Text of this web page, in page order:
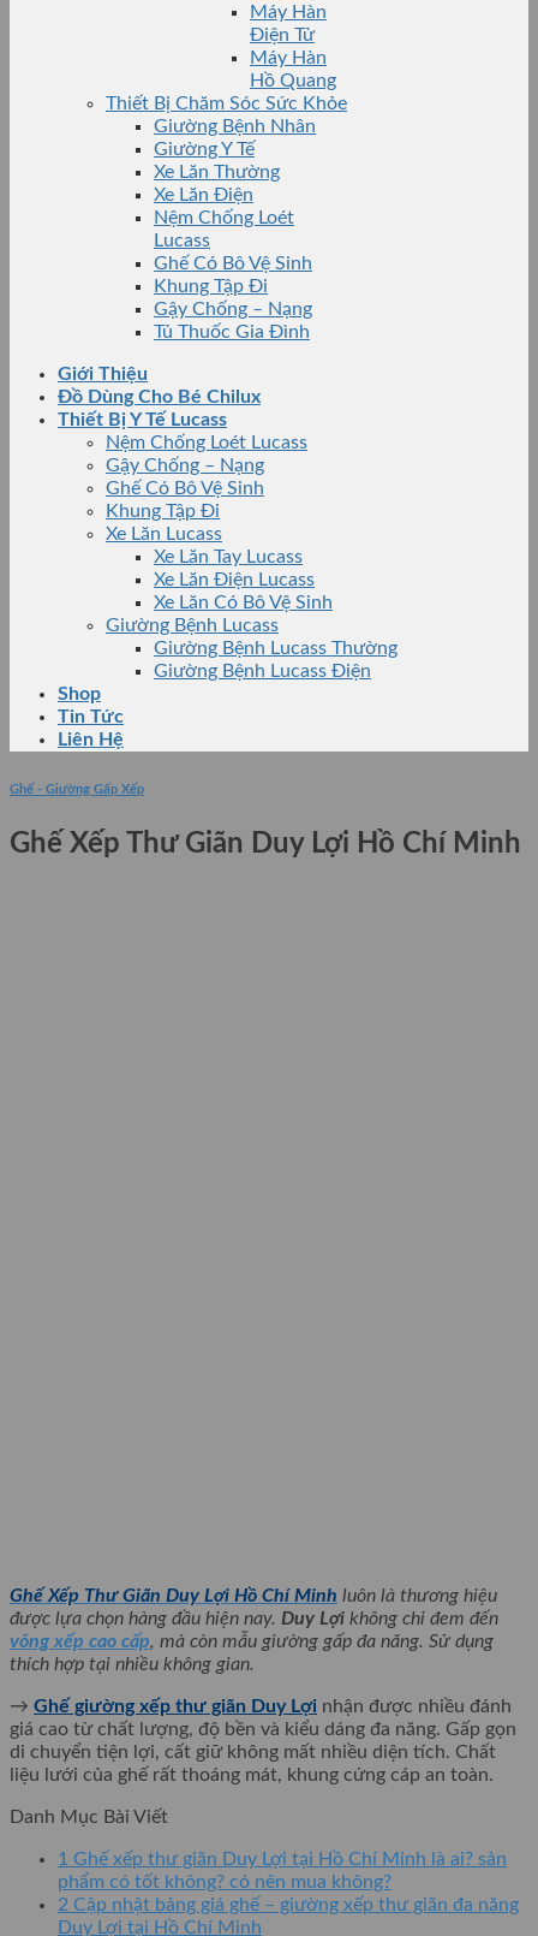
Máy Hàn
Điện Tử
Máy Hàn
Hồ Quang
Thiết Bị Chăm Sóc Sức Khỏe
Giường Bệnh Nhân
Giường Y Tế
Xe Lăn Thường
Xe Lăn Điện
Nệm Chống Loét
Lucass
Ghế Có Bô Vệ Sinh
Khung Tập Đi
Gậy Chống – Nạng
Tủ Thuốc Gia Đình
Giới Thiệu
Đồ Dùng Cho Bé Chilux
Thiết Bị Y Tế Lucass
Nệm Chống Loét Lucass
Gậy Chống – Nạng
Ghế Có Bô Vệ Sinh
Khung Tập Đi
Xe Lăn Lucass
Xe Lăn Tay Lucass
Xe Lăn Điện Lucass
Xe Lăn Có Bô Vệ Sinh
Giường Bệnh Lucass
Giường Bệnh Lucass Thường
Giường Bệnh Lucass Điện
Shop
Tin Tức
Liên Hệ
Ghế - Giường Gấp Xếp
Ghế Xếp Thư Giãn Duy Lợi Hồ Chí Minh
Ghế Xếp Thư Giãn Duy Lợi Hồ Chí Minh luôn là thương hiệu
được lựa chọn hàng đầu hiện nay. Duy Lợi không chỉ đem đến
võng xếp cao cấp, mà còn mẫu giường gấp đa năng. Sử dụng
thích hợp tại nhiều không gian.
→ Ghế giường xếp thư giãn Duy Lợi nhận được nhiều đánh
giá cao từ chất lượng, độ bền và kiểu dáng đa năng. Gấp gọn
di chuyển tiện lợi, cất giữ không mất nhiều diện tích. Chất
liệu lưới của ghế rất thoáng mát, khung cứng cáp an toàn.
Danh Mục Bài Viết
1 Ghế xếp thư giãn Duy Lợi tại Hồ Chí Minh là ai? sản
phẩm có tốt không? có nên mua không?
2 Cập nhật bảng giá ghế – giường xếp thư giãn đa năng
Duy Lợi tại Hồ Chí Minh